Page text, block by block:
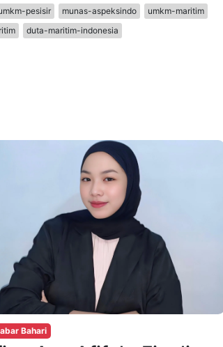
pesisir munas-aspeksindo
umkm-maritim
duta-maritim-indonesia
Bahari